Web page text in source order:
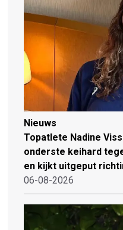
Nieuws
Topatlete Nadine
onderste keihard
en kijkt uitgeput
06-08-2026